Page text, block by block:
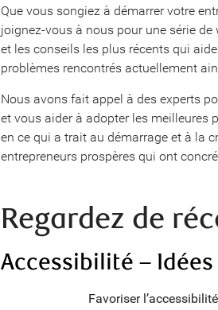
Que vous songiez à démarrer votre
joignez-vous à nous pour une série
et les conseils les plus récents qui
problèmes rencontrés actuellement
Nous avons fait appel à des experts
et vous aider à adopter les meilleures
en ce qui a trait au démarrage et à la
entrepreneurs prospères qui ont
Regardez de
Accessibilité –
Favoriser